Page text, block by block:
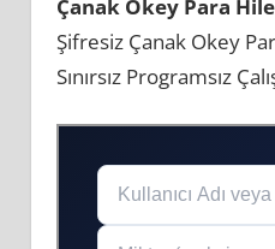
Çanak Okey Para
Şifresiz Çanak Okey
Sınırsız Programsız